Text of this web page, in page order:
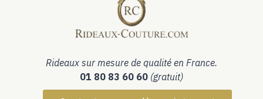
Rideaux sur mesure de qualité en France.
01 80 83 60 60 (gratuit)